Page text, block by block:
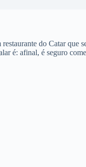
do Catar
é: afinal, é seguro